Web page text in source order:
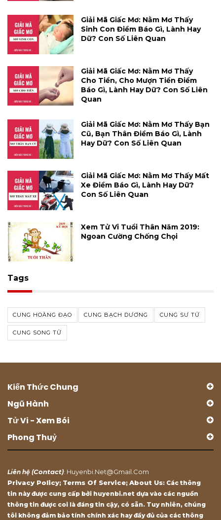
Giải Mã Giấc Mơ: Nằm Mơ Thấy
Sinh Con Điềm Báo Gì, Lành Hay
Dữ? Con Số Liên Quan
Giải Mã Giấc Mơ: Nằm Mơ Thấy
Cho Tiền, Cho Mượn Tiền Điềm
Báo Gì, Lành Hay Dữ? Con Số Liên
Quan
Giải Mã Giấc Mơ: Nằm Mơ Thấy Bạn
Cũ, Bạn Thân Điềm Báo Gì, Lành
Hay Dữ? Con Số Liên Quan
Giải Mã Giấc Mơ: Nằm Mơ Thấy Mất
Xe Điềm Báo Gì, Lành Hay Dữ?
Con Số Liên Quan
Xem Tử Vi Tuổi Thân Năm 2019:
Ngoan Cường Chống Chọi
Tags
CUNG HOÀNG ĐẠO CUNG BẠCH DƯƠNG CUNG SƯ TỬ
CUNG SONG TỬ
Kiến Thức Chung
Ngũ Hành
Tử Vi - Xem Bói
Phong Thuỷ
Liên hệ (Contact): Huyenbi.net@gmail.com
Privacy Policy; Terms Of Service; About Us: Các thông
tin này được cung cấp bởi huyenbi.net dựa vào các nguồn
thông tin được coi là đáng tin cậy, có sẵn. Tuy nhiên, chúng
tôi không đảm bảo tính chính xác hay đầy đủ của các thông